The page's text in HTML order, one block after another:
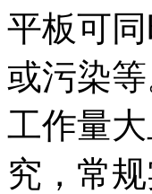
平板可
或污染
工作量
究，常